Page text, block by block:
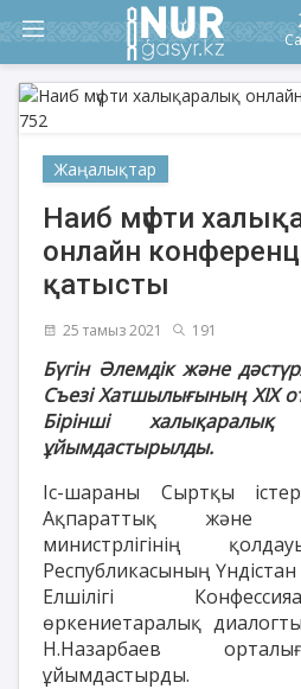
Жаңалықтар
Наиб мүфти
онлайн
қатысты
25 тамыз 2021 191
Бүгін Әлемдік және
Съезі Хатшылығының XIX
Бірінші
ұйымдастырылды.
Іс-шараны Сыртқы
Ақпараттық және
министрлігінің
Республикасының
Елшілігі
өркениетаралық
Н.Назарбаев
ұйымдастырды.